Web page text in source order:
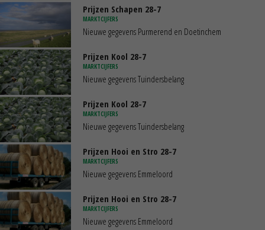
Prijzen Schapen 28-7
MARKTCIJFERS
Nieuwe gegevens Purmerend en Doetinchem
Prijzen Kool 28-7
MARKTCIJFERS
Nieuwe gegevens Tuindersbelang
Prijzen Kool 28-7
MARKTCIJFERS
Nieuwe gegevens Tuindersbelang
Prijzen Hooi en Stro 28-7
MARKTCIJFERS
Nieuwe gegevens Emmeloord
Prijzen Hooi en Stro 28-7
MARKTCIJFERS
Nieuwe gegevens Emmeloord